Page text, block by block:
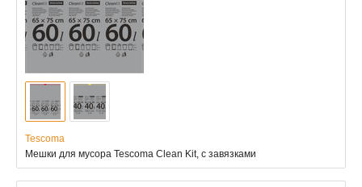
Tescoma
Мешки для мусора Tescoma Clean Kit, с завязками